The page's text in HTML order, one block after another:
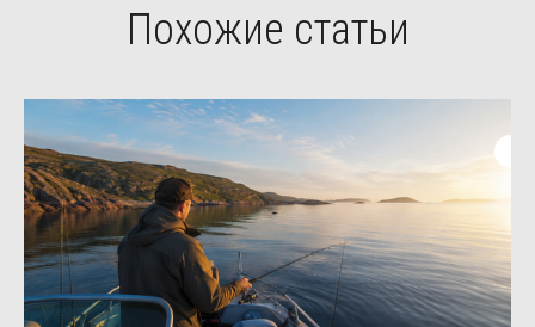
Похожие статьи